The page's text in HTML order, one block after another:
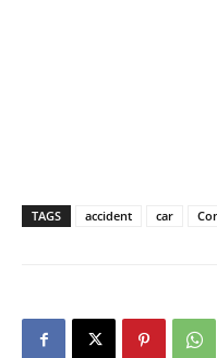
TAGS accident car